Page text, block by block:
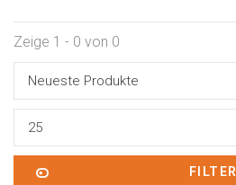
Zeige 1 - 0 von 0
Neueste Produkte
25
FILTER